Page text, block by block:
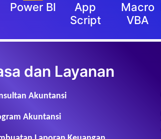
Power BI
App
Script
Macro
VBA
dan Layanan
Akuntansi
Akuntansi